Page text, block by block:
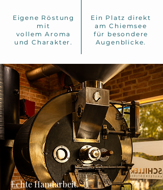
Eigene Röstung
mit
vollem Aroma
und Charakter.
Ein Platz direkt
am Chiemsee
für besondere
Augenblicke.
Echte Handarbeit.